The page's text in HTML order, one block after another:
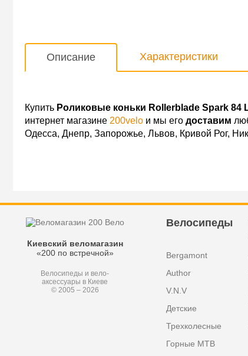
Описание Характеристики
Купить Роликовые коньки Rollerblade Spark 84
интернет магазине 200velo и мы его доставим
Одесса, Днепр, Запорожье, Львов, Кривой Рог,
Киевский веломагазин
«200 по встречной»
Велосипеды и вело-
аксессуары в Киеве
© 2005 – 2026
Велосипеды
Bergamont
Author
V.N.V
Детские
Трехколесные
Горные MTB